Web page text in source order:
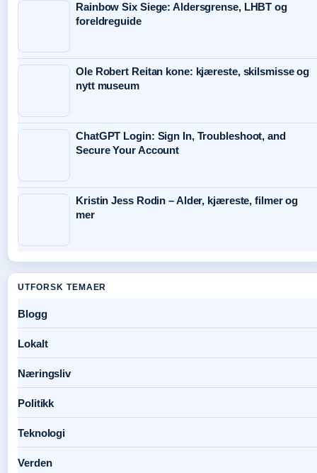
Rainbow Six Siege: Aldersgrense, LHBT og
foreldreguide
Ole Robert Reitan kone: kjæreste, skilsmisse og
nytt museum
ChatGPT Login: Sign In, Troubleshoot, and
Secure Your Account
Kristin Jess Rodin – Alder, kjæreste, filmer og
mer
UTFORSK TEMAER
Blogg
Lokalt
Næringsliv
Politikk
Teknologi
Verden